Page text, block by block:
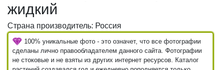
жидкий
Страна производитель: Россия
100% уникальные фото - это означет, что все фотографии
сделаны лично правообладателем данного сайта. Фотографии
не стоковые и не взяты из других интернет ресурсов. Каталог